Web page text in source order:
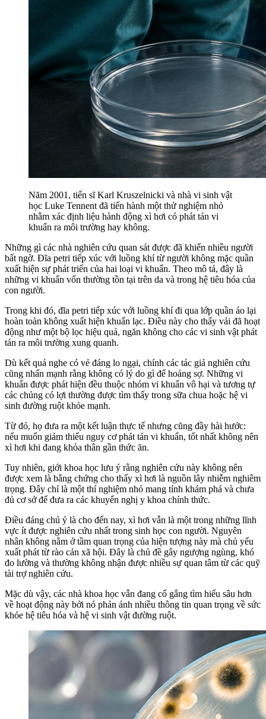
Năm 2001, tiến sĩ Karl Kruszelnicki và nhà vi sinh vật
học Luke Tennent đã tiến hành một thử nghiệm nhỏ
nhằm xác định liệu hành động xì hơi có phát tán vi
khuẩn ra môi trường hay không.
Những gì các nhà nghiên cứu quan sát được đã khiến nhiều người
bất ngờ. Đĩa petri tiếp xúc với luồng khí từ người không mặc quần
xuất hiện sự phát triển của hai loại vi khuẩn. Theo mô tả, đây là
những vi khuẩn vốn thường tồn tại trên da và trong hệ tiêu hóa của
con người.
Trong khi đó, đĩa petri tiếp xúc với luồng khí đi qua lớp quần áo lại
hoàn toàn không xuất hiện khuẩn lạc. Điều này cho thấy vải đã hoạt
động như một bộ lọc hiệu quả, ngăn không cho các vi sinh vật phát
tán ra môi trường xung quanh.
Dù kết quả nghe có vẻ đáng lo ngại, chính các tác giả nghiên cứu
cũng nhấn mạnh rằng không có lý do gì để hoảng sợ. Những vi
khuẩn được phát hiện đều thuộc nhóm vi khuẩn vô hại và tương tự
các chủng có lợi thường được tìm thấy trong sữa chua hoặc hệ vi
sinh đường ruột khỏe mạnh.
Từ đó, họ đưa ra một kết luận thực tế nhưng cũng đầy hài hước:
nếu muốn giảm thiểu nguy cơ phát tán vi khuẩn, tốt nhất không nên
xì hơi khi đang khỏa thân gần thức ăn.
Tuy nhiên, giới khoa học lưu ý rằng nghiên cứu này không nên
được xem là bằng chứng cho thấy xì hơi là nguồn lây nhiễm nghiêm
trọng. Đây chỉ là một thí nghiệm nhỏ mang tính khám phá và chưa
đủ cơ sở để đưa ra các khuyến nghị y khoa chính thức.
Điều đáng chú ý là cho đến nay, xì hơi vẫn là một trong những lĩnh
vực ít được nghiên cứu nhất trong sinh học con người. Nguyên
nhân không nằm ở tầm quan trọng của hiện tượng này mà chủ yếu
xuất phát từ rào cản xã hội. Đây là chủ đề gây ngượng ngùng, khó
đo lường và thường không nhận được nhiều sự quan tâm từ các quỹ
tài trợ nghiên cứu.
Mặc dù vậy, các nhà khoa học vẫn đang cố gắng tìm hiểu sâu hơn
về hoạt động này bởi nó phản ánh nhiều thông tin quan trọng về sức
khỏe hệ tiêu hóa và hệ vi sinh vật đường ruột.